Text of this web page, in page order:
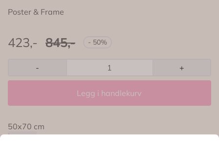
Poster & Frame
423,- 845,- - 50%
- +
Legg i handlekurv
50x70 cm
Les mer